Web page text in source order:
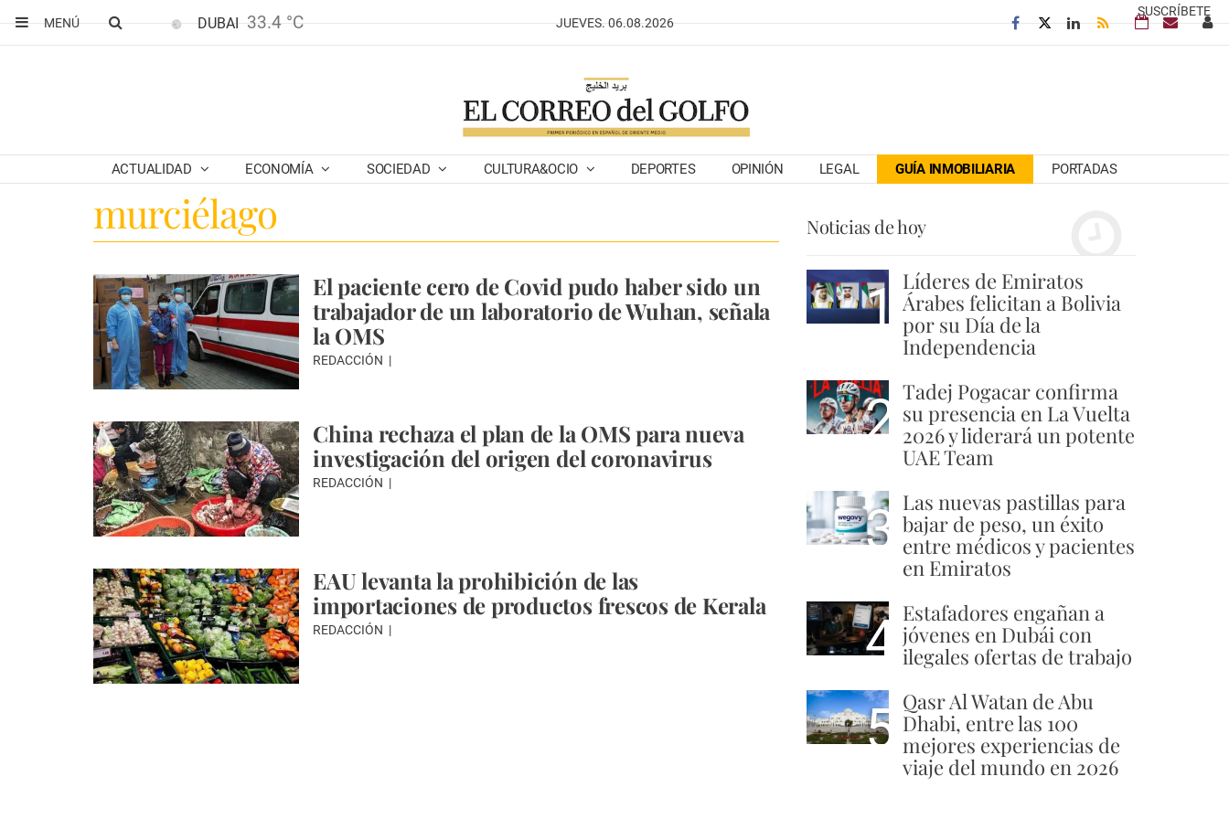
SUSCRÍBETE
MENÚ
DUBAI 33.4 °C JUEVES. 06.08.2026
ACTUALIDAD ECONOMÍA SOCIEDAD CULTURA&OCIO DEPORTES OPINIÓN LEGAL GUÍA INMOBILIARIA PORTADAS
murciélago
El paciente cero de Covid pudo haber sido un
trabajador de un laboratorio de Wuhan, señala
la OMS
REDACCIÓN
China rechaza el plan de la OMS para nueva
investigación del origen del coronavirus
REDACCIÓN
EAU levanta la prohibición de las
importaciones de productos frescos de Kerala
REDACCIÓN
Noticias de hoy
1 Líderes de Emiratos
Árabes felicitan a Bolivia
por su Día de la
Independencia
2 Tadej Pogacar confirma
su presencia en La Vuelta
2026 y liderará un potente
UAE Team
3 Las nuevas pastillas para
bajar de peso, un éxito
entre médicos y pacientes
en Emiratos
4 Estafadores engañan a
jóvenes en Dubái con
ilegales ofertas de trabajo
5 Qasr Al Watan de Abu
Dhabi, entre las 100
mejores experiencias de
viaje del mundo en 2026